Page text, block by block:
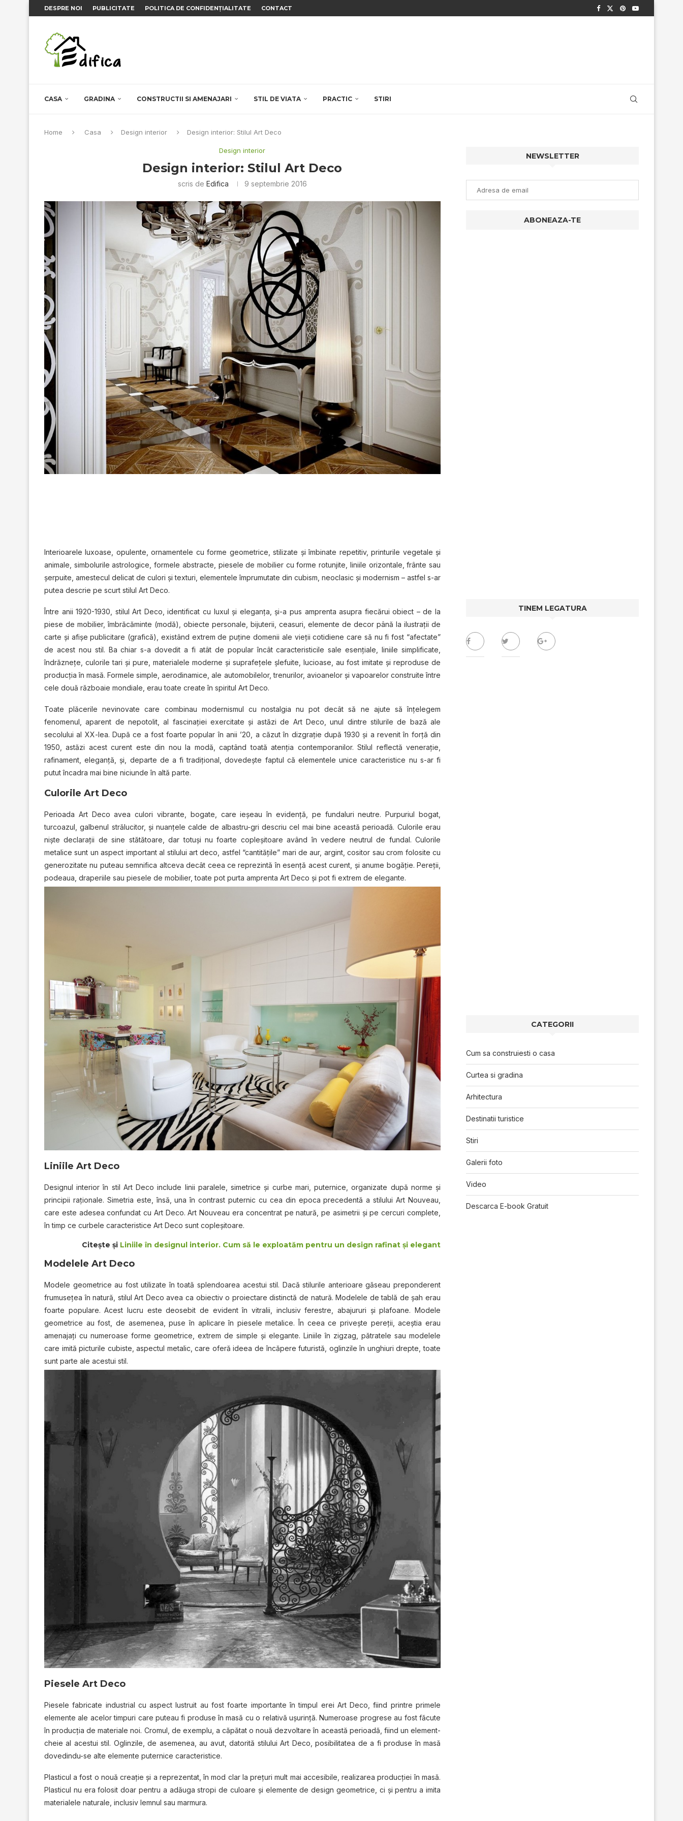
DESPRE NOI PUBLICITATE POLITICA DE CONFIDENȚIALITATE CONTACT
CASA GRADINA CONSTRUCTII SI AMENAJARI STIL DE VIATA PRACTIC STIRI
Home Casa Design interior Design interior: Stilul Art Deco
Design interior
Design interior: Stilul Art Deco
scris de Edifica 9 septembrie 2016
Interioarele luxoase, opulente, ornamentele cu forme geometrice, stilizate şi îmbinate repetitiv, printurile vegetale şi
animale, simbolurile astrologice, formele abstracte, piesele de mobilier cu forme rotunjite, liniile orizontale, frânte sau
şerpuite, amestecul delicat de culori şi texturi, elementele împrumutate din cubism, neoclasic şi modernism – astfel s-ar
putea descrie pe scurt stilul Art Deco.
Între anii 1920-1930, stilul Art Deco, identificat cu luxul şi eleganţa, şi-a pus amprenta asupra fiecărui obiect – de la
piese de mobilier, îmbrăcăminte (modă), obiecte personale, bijuterii, ceasuri, elemente de decor până la ilustraţii de
carte şi afişe publicitare (grafică), existând extrem de puţine domenii ale vieţii cotidiene care să nu fi fost “afectate”
de acest nou stil. Ba chiar s-a dovedit a fi atât de popular încât caracteristicile sale esenţiale, liniile simplificate,
îndrăzneţe, culorile tari şi pure, materialele moderne şi suprafeţele şlefuite, lucioase, au fost imitate şi reproduse de
producţia în masă. Formele simple, aerodinamice, ale automobilelor, trenurilor, avioanelor şi vapoarelor construite între
cele două războaie mondiale, erau toate create în spiritul Art Deco.
Toate plăcerile nevinovate care combinau modernismul cu nostalgia nu pot decât să ne ajute să înţelegem
fenomenul, aparent de nepotolit, al fascinaţiei exercitate şi astăzi de Art Deco, unul dintre stilurile de bază ale
secolului al XX-lea. După ce a fost foarte popular în anii ’20, a căzut în dizgraţie după 1930 şi a revenit în forţă din
1950, astăzi acest curent este din nou la modă, captând toată atenţia contemporanilor. Stilul reflectă veneraţie,
rafinament, eleganţă, şi, departe de a fi tradiţional, dovedeşte faptul că elementele unice caracteristice nu s-ar fi
putut încadra mai bine niciunde în altă parte.
Culorile Art Deco
Perioada Art Deco avea culori vibrante, bogate, care ieşeau în evidenţă, pe fundaluri neutre. Purpuriul bogat,
turcoazul, galbenul strălucitor, şi nuanţele calde de albastru-gri descriu cel mai bine această perioadă. Culorile erau
nişte declaraţii de sine stătătoare, dar totuşi nu foarte copleşitoare având în vedere neutrul de fundal. Culorile
metalice sunt un aspect important al stilului art deco, astfel “cantităţile” mari de aur, argint, cositor sau crom folosite cu
generozitate nu puteau semnifica altceva decât ceea ce reprezintă în esenţă acest curent, şi anume bogăţie. Pereţii,
podeaua, draperiile sau piesele de mobilier, toate pot purta amprenta Art Deco şi pot fi extrem de elegante.
Liniile Art Deco
Designul interior în stil Art Deco include linii paralele, simetrice şi curbe mari, puternice, organizate după norme şi
principii raţionale. Simetria este, însă, una în contrast puternic cu cea din epoca precedentă a stilului Art Nouveau,
care este adesea confundat cu Art Deco. Art Nouveau era concentrat pe natură, pe asimetrii şi pe cercuri complete,
în timp ce curbele caracteristice Art Deco sunt copleşitoare.
Citeşte şi Liniile în designul interior. Cum să le exploatăm pentru un design rafinat şi elegant
Modelele Art Deco
Modele geometrice au fost utilizate în toată splendoarea acestui stil. Dacă stilurile anterioare găseau preponderent
frumuseţea în natură, stilul Art Deco avea ca obiectiv o proiectare distinctă de natură. Modelele de tablă de şah erau
foarte populare. Acest lucru este deosebit de evident în vitralii, inclusiv ferestre, abajururi şi plafoane. Modele
geometrice au fost, de asemenea, puse în aplicare în piesele metalice. În ceea ce priveşte pereţii, aceştia erau
amenajaţi cu numeroase forme geometrice, extrem de simple şi elegante. Liniile în zigzag, pătratele sau modelele
care imită picturile cubiste, aspectul metalic, care oferă ideea de încăpere futuristă, oglinzile în unghiuri drepte, toate
sunt parte ale acestui stil.
Piesele Art Deco
Piesele fabricate industrial cu aspect lustruit au fost foarte importante în timpul erei Art Deco, fiind printre primele
elemente ale acelor timpuri care puteau fi produse în masă cu o relativă uşurinţă. Numeroase progrese au fost făcute
în producţia de materiale noi. Cromul, de exemplu, a căpătat o nouă dezvoltare în această perioadă, fiind un element-
cheie al acestui stil. Oglinzile, de asemenea, au avut, datorită stilului Art Deco, posibilitatea de a fi produse în masă
dovedindu-se alte elemente puternice caracteristice.
Plasticul a fost o nouă creaţie şi a reprezentat, în mod clar la preţuri mult mai accesibile, realizarea producţiei în masă.
Plasticul nu era folosit doar pentru a adăuga stropi de culoare şi elemente de design geometrice, ci şi pentru a imita
materialele naturale, inclusiv lemnul sau marmura.
NEWSLETTER
TINEM LEGATURA
CATEGORII
Cum sa construiesti o casa
Curtea si gradina
Arhitectura
Destinatii turistice
Stiri
Galerii foto
Video
Descarca E-book Gratuit